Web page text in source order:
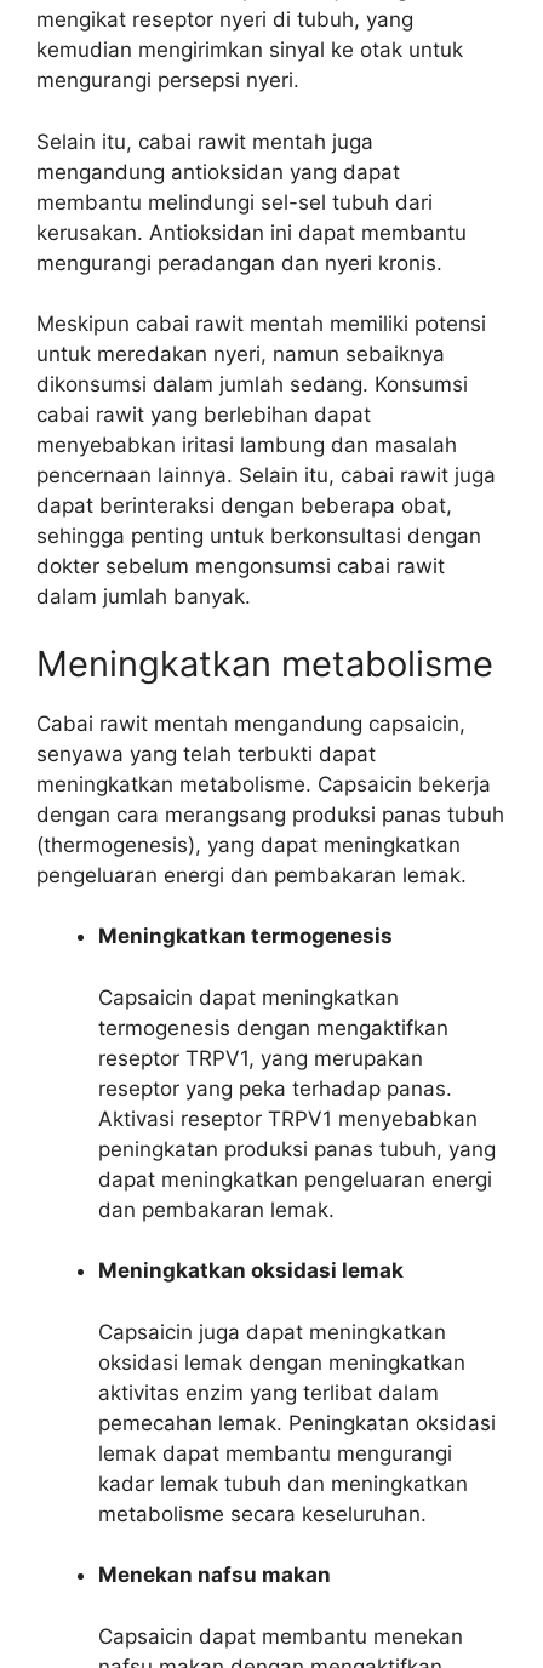
mengikat reseptor nyeri di tubuh, yang
kemudian mengirimkan sinyal ke otak untuk
mengurangi persepsi nyeri.
Selain itu, cabai rawit mentah juga
mengandung antioksidan yang dapat
membantu melindungi sel-sel tubuh dari
kerusakan. Antioksidan ini dapat membantu
mengurangi peradangan dan nyeri kronis.
Meskipun cabai rawit mentah memiliki potensi
untuk meredakan nyeri, namun sebaiknya
dikonsumsi dalam jumlah sedang. Konsumsi
cabai rawit yang berlebihan dapat
menyebabkan iritasi lambung dan masalah
pencernaan lainnya. Selain itu, cabai rawit juga
dapat berinteraksi dengan beberapa obat,
sehingga penting untuk berkonsultasi dengan
dokter sebelum mengonsumsi cabai rawit
dalam jumlah banyak.
Meningkatkan metabolisme
Cabai rawit mentah mengandung capsaicin,
senyawa yang telah terbukti dapat
meningkatkan metabolisme. Capsaicin bekerja
dengan cara merangsang produksi panas tubuh
(thermogenesis), yang dapat meningkatkan
pengeluaran energi dan pembakaran lemak.
Meningkatkan termogenesis
Capsaicin dapat meningkatkan
termogenesis dengan mengaktifkan
reseptor TRPV1, yang merupakan
reseptor yang peka terhadap panas.
Aktivasi reseptor TRPV1 menyebabkan
peningkatan produksi panas tubuh, yang
dapat meningkatkan pengeluaran energi
dan pembakaran lemak.
Meningkatkan oksidasi lemak
Capsaicin juga dapat meningkatkan
oksidasi lemak dengan meningkatkan
aktivitas enzim yang terlibat dalam
pemecahan lemak. Peningkatan oksidasi
lemak dapat membantu mengurangi
kadar lemak tubuh dan meningkatkan
metabolisme secara keseluruhan.
Menekan nafsu makan
Capsaicin dapat membantu menekan